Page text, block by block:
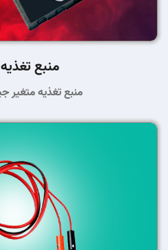
منبع
منبع تغذیه متغیر